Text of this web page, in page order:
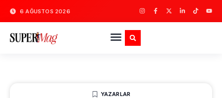
6 AĞUSTOS 2026
YAZARLAR